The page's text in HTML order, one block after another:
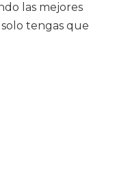
las mejores
tengas que